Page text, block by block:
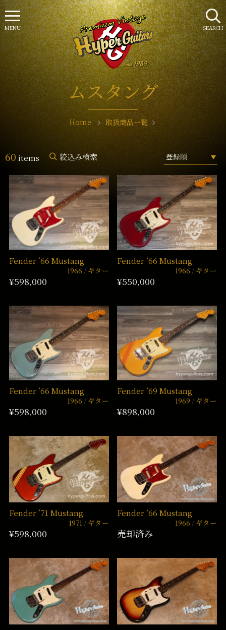
ムスタング
Home 取扱商品一覧
60 items 絞込み検索
Fender ’66 Mustang
1966 ギター
¥598,000
Fender ’66 Mustang
1966 ギター
¥550,000
Fender ’66 Mustang
1966 ギター
¥598,000
Fender ’69 Mustang
1969 ギター
¥898,000
Fender ’71 Mustang
1971 ギター
¥598,000
Fender ’66 Mustang
1966 ギター
売却済み
SEARCH
MENU